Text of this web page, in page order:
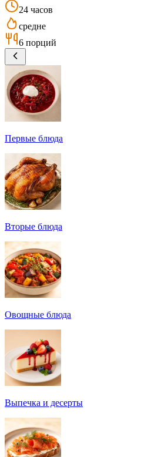
24 часов
средне
6 порций
Первые блюда
Вторые блюда
Овощные блюда
Выпечка и десерты